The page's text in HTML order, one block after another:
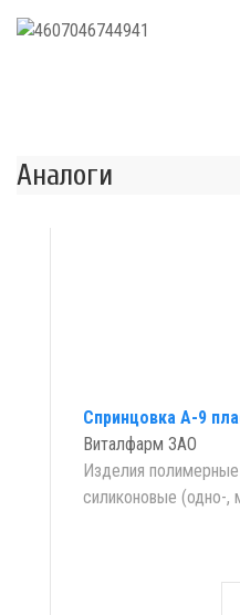
Аналоги
Спринцовка А-9
Виталфарм ЗАО
Изделия
силиконовые (одно-,